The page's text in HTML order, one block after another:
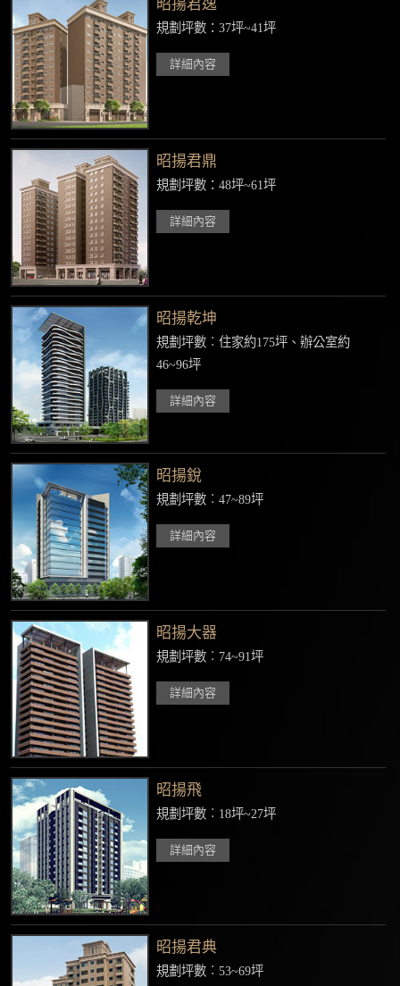
昭揚君逸
規劃坪數：37坪~41坪
詳細內容
昭揚君鼎
規劃坪數：48坪~61坪
詳細內容
昭揚乾坤
規劃坪數︰住家約175坪、辦公室約
46~96坪
詳細內容
昭揚銳
規劃坪數︰47~89坪
詳細內容
昭揚大器
規劃坪數︰74~91坪
詳細內容
昭揚飛
規劃坪數︰18坪~27坪
詳細內容
昭揚君典
規劃坪數︰53~69坪